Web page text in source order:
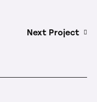
Next Project